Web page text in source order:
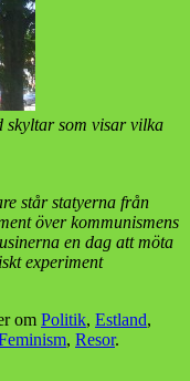
skyltar som visar vilka
står statyerna från
över kommunismens
en dag att möta
experiment
om Politik, Estland,
, Resor.